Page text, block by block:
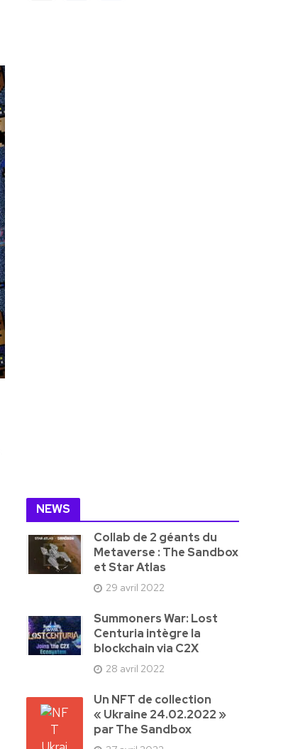
NEWS
Collab de 2 géants du
Metaverse : The Sandbox
et Star Atlas
29 avril 2022
Summoners War: Lost
Centuria intègre la
blockchain via C2X
28 avril 2022
Un NFT de collection
« Ukraine 24.02.2022 »
par The Sandbox